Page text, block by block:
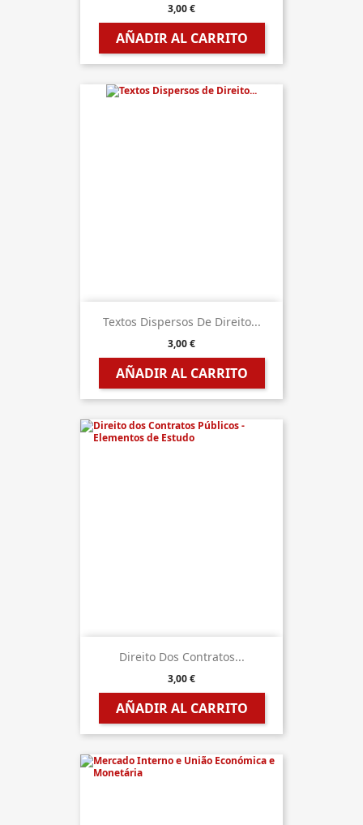
3,00 €
AÑADIR AL CARRITO
Textos Dispersos De Direito...
3,00 €
AÑADIR AL CARRITO
Direito Dos Contratos...
3,00 €
AÑADIR AL CARRITO